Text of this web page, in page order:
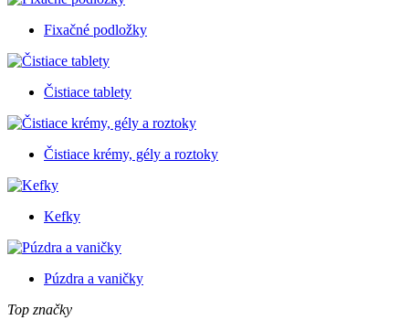
Fixačné podložky
Čistiace tablety
Čistiace krémy, gély a roztoky
Kefky
Púzdra a vaničky
Top značky